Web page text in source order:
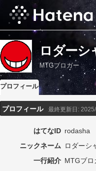
ロダーシ
MTGブロガー
プロフィール
プロフィール 最終更新日:
はてなID rodasha
ニックネーム ロダーシ
一行紹介 MTGブロ